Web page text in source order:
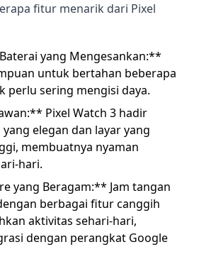
fitur menarik dari Pixel
yang Mengesankan:**
untuk bertahan beberapa
perlu sering mengisi daya.
Pixel Watch 3 hadir
elegan dan layar yang
membuatnya nyaman
hari.
yang Beragam:** Jam tangan
berbagai fitur canggih
aktivitas sehari-hari,
dengan perangkat Google